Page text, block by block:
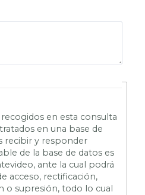
en esta consulta
en una base de
recibir y responder
de la base de datos es
ante la cual podrá
acceso, rectificación,
o supresión, todo lo cual